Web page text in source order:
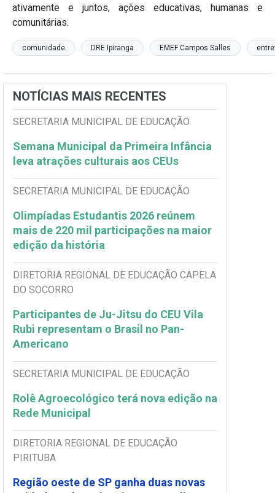
ativamente e juntos, ações educativas, humanas e
comunitárias.
comunidade DRE Ipiranga EMEF Campos Salles
NOTÍCIAS MAIS RECENTES
SECRETARIA MUNICIPAL DE EDUCAÇÃO
Semana Municipal da Primeira Infância
leva atrações culturais aos CEUs
SECRETARIA MUNICIPAL DE EDUCAÇÃO
Olimpíadas Estudantis 2026 reúnem
mais de 220 mil participações na maior
edição da história
DIRETORIA REGIONAL DE EDUCAÇÃO CAPELA
DO SOCORRO
Participantes de Ju-Jitsu do CEU Vila
Rubi representam o Brasil no Pan-
Americano
SECRETARIA MUNICIPAL DE EDUCAÇÃO
Rolê Agroecológico terá nova edição na
Rede Municipal
DIRETORIA REGIONAL DE EDUCAÇÃO
PIRITUBA
Região oeste de SP ganha duas novas